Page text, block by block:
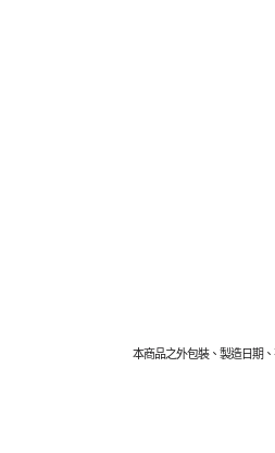
本商品之外包裝、製造日期